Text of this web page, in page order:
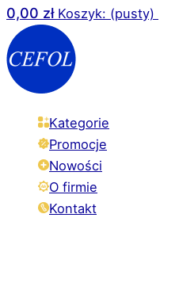
0,00 zł Koszyk: (pusty)
Kategorie
Promocje
Nowości
O firmie
Kontakt